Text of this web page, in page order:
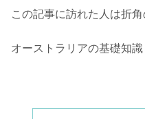
この記事に訪れた人は折角
オーストラリアの基礎知